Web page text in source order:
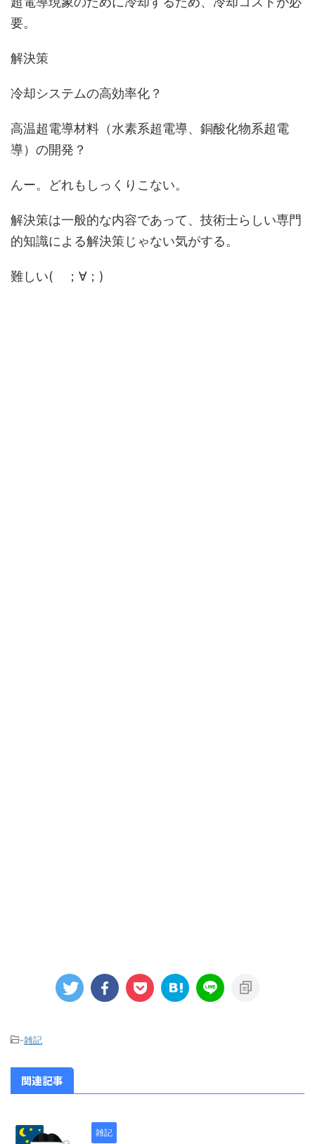
要。
解決策
冷却システムの高効率化？
高温超電導材料（水素系超電導、銅酸化物系超電
導）の開発？
んー。どれもしっくりこない。
解決策は一般的な内容であって、技術士らしい専門
的知識による解決策じゃない気がする。
難しい( ；∀；)
-雑記
関連記事
雑記